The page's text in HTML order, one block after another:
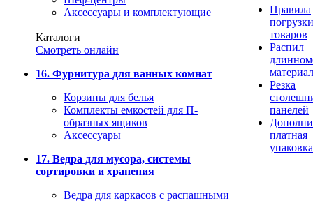
Аксессуары и комплектующие
Каталоги
Смотреть онлайн
16. Фурнитура для ванных комнат
Корзины для белья
Комплекты емкостей для П-
образных ящиков
Аксессуары
17. Ведра для мусора, системы
сортировки и хранения
Ведра для каркасов с распашными
Правила
погрузки
товаров
Распил
Резка
панелей
платная
упаковка